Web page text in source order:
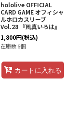
hololive OFFICIAL
CARD GAME オフィシャ
ルホロカスリーブ
Vol.28 『風真いろは』
1,800円(税込)
在庫数 6個
カートに入れる